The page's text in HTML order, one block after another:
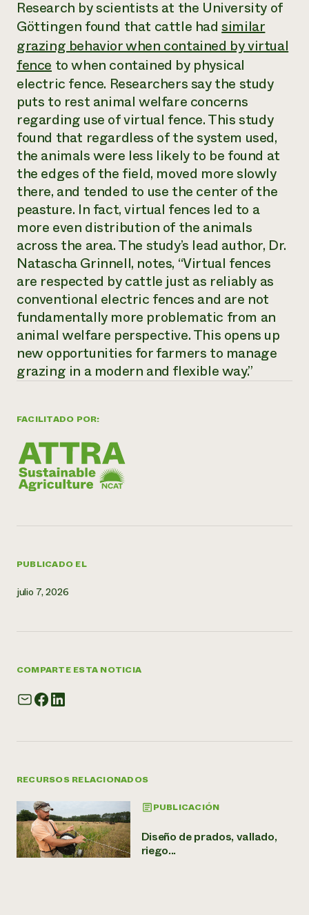
Informes anuales y financieros
Historias de impacto
Informe de
impacto 2024
LEER EL INFORME
Latinos en la agricultura
Sistemas alimentarios locales
Agricultura urbana
Las mujeres en la agricultura
Evento anual de reciclaje de productos electrónicos
Programa de descuentos de NorthWestern Energy
Servicios energéticos comerciales
Servicios energéticos residenciales
LIHEAP
Centro de intercambio de información AgriSolar
Podcasts
Publicaciones
Cursos cortos
Vídeos
Oportunidades de financiación
Noticias
Internship Hub
Buscar prácticas
Contratar a un becario
un
Asociaciones empresariales
Donar
Donaciones planificadas
Boletín
Consultas de los medios de comunicación
Todos
contribuyen a la
resiliencia de la
comunidad.
DONAR AHORA
FACILITADO POR:
PUBLICADO EL
julio 7, 2026
COMPARTE ESTA NOTICIA
RECURSOS RELACIONADOS
PUBLICACIÓN
Diseño de prados, vallado,
riego...
Research by scientists at the University of
Göttingen found that cattle hadsimilar
grazing behavior when contained by virtual
fence to when contained by physical
electric fence. Researchers say the study
puts to rest animal welfare concerns
regarding use of virtual fence. This study
found that regardless of the system used,
the animals were less likely to be found at
the edges of the field, moved more slowly
there, and tended to use the center of the
peasture. In fact, virtual fences led to a
more even distribution of the animals
across the area. The study’s lead author, Dr.
Natascha Grinnell, notes, “Virtual fences
are respected by cattle just as reliably as
conventional electric fences and are not
fundamentally more problematic from an
animal welfare perspective. This opens up
new opportunities for farmers to manage
grazing in a modern and flexible way.”